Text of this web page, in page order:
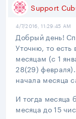
Support
4/7/2016, 11:29:45 AM
Добрый день!
Уточню, то
месяцам (с 1
28(29)
начала месяца
И тогда месяца
месяца до 15